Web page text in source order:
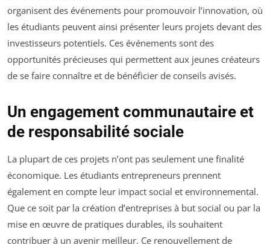
organisent des événements pour promouvoir l’innovation, où
les étudiants peuvent ainsi présenter leurs projets devant des
investisseurs potentiels. Ces événements sont des
opportunités précieuses qui permettent aux jeunes créateurs
de se faire connaître et de bénéficier de conseils avisés.
Un engagement communautaire et
de responsabilité sociale
La plupart de ces projets n’ont pas seulement une finalité
économique. Les étudiants entrepreneurs prennent
également en compte leur impact social et environnemental.
Que ce soit par la création d’entreprises à but social ou par la
mise en œuvre de pratiques durables, ils souhaitent
contribuer à un avenir meilleur. Ce renouvellement de